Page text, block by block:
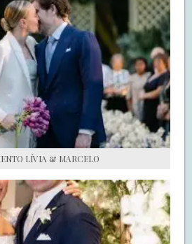
COZINHA
DECORAÇÃO
NOIVA PRA NOIVA
S.O.S CASADAS
COM O SAY I DO
LÍVIA & MARCELO